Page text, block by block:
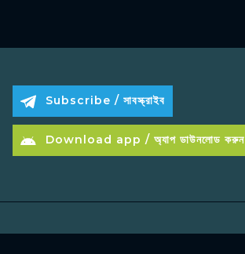
Subscribe / সাবস্ক্রাইব
Download app / অ্যাপ ডাউনলোড করুন